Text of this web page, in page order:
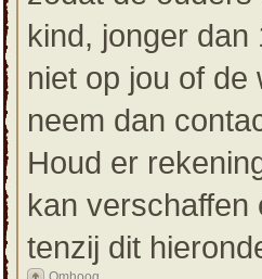
kind, jonger
niet op jou of
neem dan
Houd er
kan verschaffen
tenzij dit